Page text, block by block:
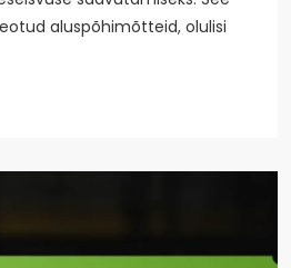
aluspõhimõtteid, olulisi